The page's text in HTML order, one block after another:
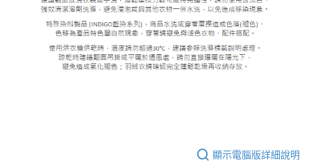
顯示電腦版詳細說明